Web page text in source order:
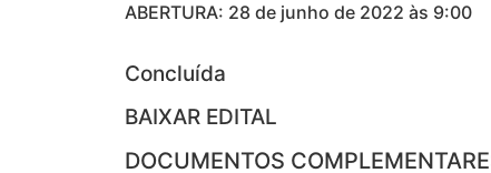
ABERTURA: 28 de junho de 2022 às 9:00
Concluída
BAIXAR EDITAL
DOCUMENTOS